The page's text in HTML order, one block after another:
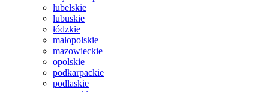
lubelskie
lubuskie
łódzkie
małopolskie
mazowieckie
opolskie
podkarpackie
podlaskie